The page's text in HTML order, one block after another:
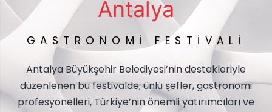
Antalya
GASTRONOMI FESTIVALI
Antalya Büyükşehir Belediyesi’nin destekleriyle
düzenlenen bu festivalde; ünlü şefler, gastronomi
profesyonelleri, Türkiye’nin önemli yatırımcıları ve